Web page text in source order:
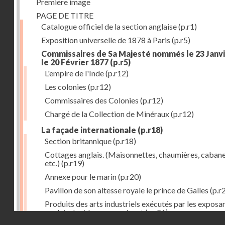
PAGE DE TITRE
Catalogue officiel de la section anglaise(p.r1)
Exposition universelle de 1878 à Paris (p.r5)
Commissaires de Sa Majesté nommés le 23
le 20 Février 1877 (p.r5)
L'empire de l'Inde(p.r12)
Les colonies (p.r12)
Commissaires des Colonies (p.r12)
Chargé de la Collection de Minéraux(p.r12)
La façade internationale (p.r18)
Section britannique(p.r18)
Cottages anglais. (Maisonnettes, chaumières,
etc.) (p.r19)
Annexe pour le marin(p.r20)
Pavillon de son altesse royale le prince de Galles
Produits des arts industriels exécutés par les
anglais dont les noms suivent(p.r21)